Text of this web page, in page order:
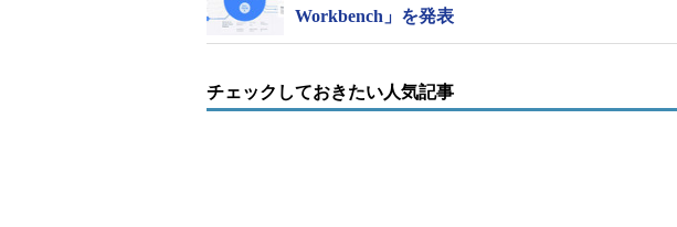
Workbench」を発表
チェックしておきたい人気記事